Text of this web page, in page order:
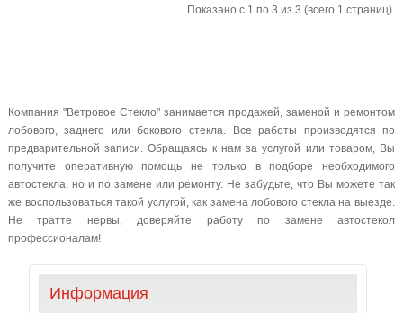
Показано с 1 по 3 из 3 (всего 1 страниц)
Компания "Ветровое Стекло" занимается продажей, заменой и ремонтом
лобового, заднего или бокового стекла. Все работы производятся по
предварительной записи. Обращаясь к нам за услугой или товаром, Вы
получите оперативную помощь не только в подборе необходимого
автостекла, но и по замене или ремонту. Не забудьте, что Вы можете так
же воспользоваться такой услугой, как замена лобового стекла на выезде.
Не тратте нервы, доверяйте работу по замене автостекол
профессионалам!
Информация